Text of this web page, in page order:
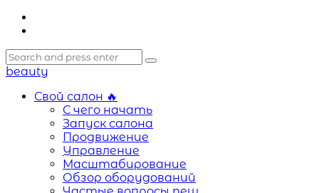
Search
Search
for:
Search
beauty
Свой салон 🔥
С чего начать
Запуск салона
Продвижение
Управление
Масштабирование
Обзор оборудований